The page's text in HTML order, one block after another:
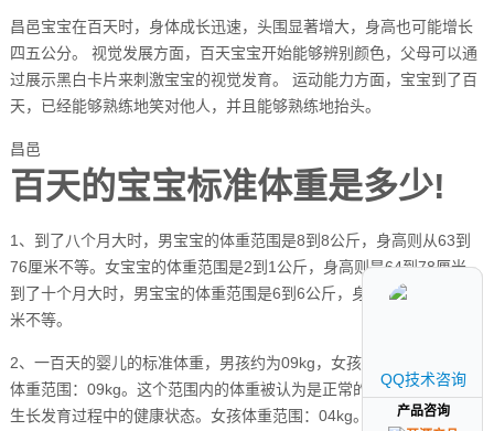
昌邑宝宝在百天时，身体成长迅速，头围显著增大，身高也可能增长
四五公分。 视觉发展方面，百天宝宝开始能够辨别颜色，父母可以通
过展示黑白卡片来刺激宝宝的视觉发育。 运动能力方面，宝宝到了百
天，已经能够熟练地笑对他人，并且能够熟练地抬头。
昌邑
百天的宝宝标准体重是多少!
1、到了八个月大时，男宝宝的体重范围是8到8公斤，身高则从63到
76厘米不等。女宝宝的体重范围是2到1公斤，身高则是64到78厘米。
到了十个月大时，男宝宝的体重范围是6到6公斤，身高则从70到73厘
米不等。
2、一百天的婴儿的标准体重，男孩约为09kg，女孩约为04kg。男孩
体重范围：09kg。这个范围内的体重被认为是正常的，反映了婴儿在
生长发育过程中的健康状态。女孩体重范围：04kg。同样，这个范围
QQ技术咨询
产品咨询
QQ技术咨询
产品咨询